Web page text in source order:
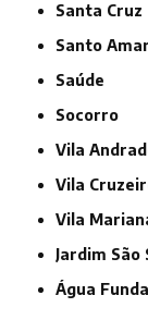
Santa Cruz
Santo
Saúde
Socorro
Vila
Vila
Vila
jardim São
Água Funda